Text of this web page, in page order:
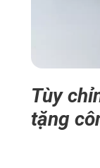
Tùy
tặng